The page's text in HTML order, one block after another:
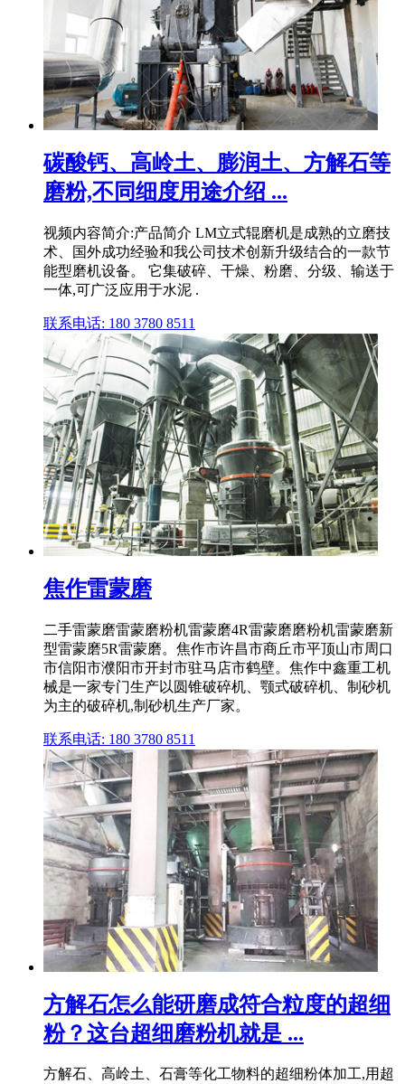
碳酸钙、高岭土、膨润土、方解石等
磨粉,不同细度用途介绍 ...
视频内容简介:产品简介 LM立式辊磨机是成熟的立磨技
术、国外成功经验和我公司技术创新升级结合的一款节
能型磨机设备。 它集破碎、干燥、粉磨、分级、输送于
一体,可广泛应用于水泥 .
联系电话: 180 3780 8511
焦作雷蒙磨
二手雷蒙磨雷蒙磨粉机雷蒙磨4R雷蒙磨磨粉机雷蒙磨新
型雷蒙磨5R雷蒙磨。焦作市许昌市商丘市平顶山市周口
市信阳市濮阳市开封市驻马店市鹤壁。焦作中鑫重工机
械是一家专门生产以圆锥破碎机、颚式破碎机、制砂机
为主的破碎机,制砂机生产厂家。
联系电话: 180 3780 8511
方解石怎么能研磨成符合粒度的超细
粉？这台超细磨粉机就是 ...
方解石、高岭土、石膏等化工物料的超细粉体加工,用超